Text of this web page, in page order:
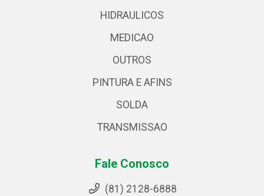
HIDRAULICOS
MEDICAO
OUTROS
PINTURA E AFINS
SOLDA
TRANSMISSAO
Fale Conosco
(81) 2128-6888